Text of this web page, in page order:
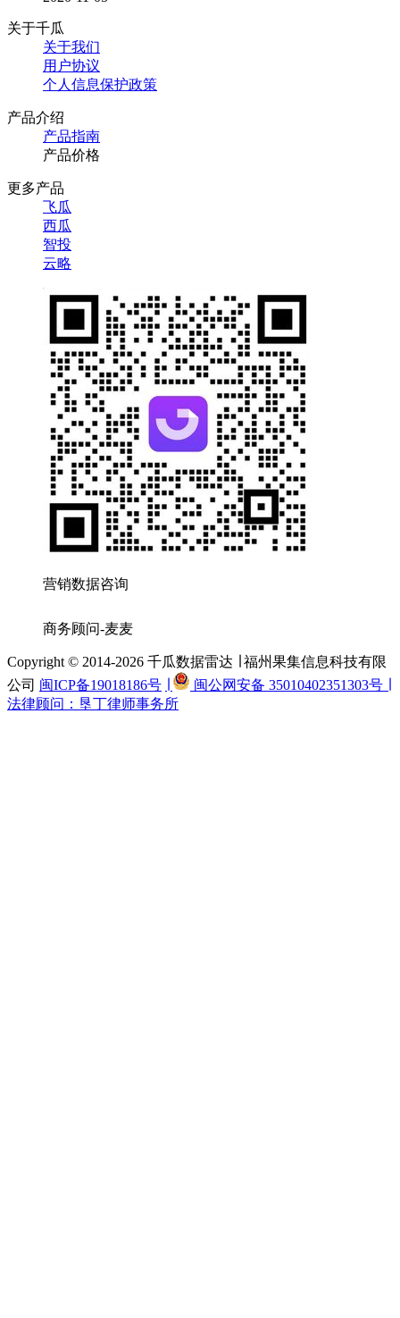
关于千瓜
关于我们
用户协议
个人信息保护政策
产品介绍
产品指南
产品价格
更多产品
飞瓜
西瓜
智投
云略
营销数据咨询
商务顾问-麦麦
Copyright © 2014-2026 千瓜数据雷达 ∣ 福州果集信息科技有限
公司 闽ICP备19018186号
闽公网安备 35010402351303号 ∣
法律顾问：垦丁律师事务所